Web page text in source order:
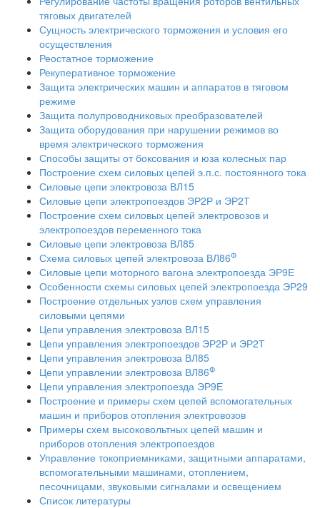
тяговых двигателей
Сущность электрического торможения и условия его
осуществления
Реостатное торможение
Рекуперативное торможение
Защита электрических машин и аппаратов в тяговом
режиме
Защита полупроводниковых преобразователей
Защита оборудования при нарушении режимов во
время электрического торможения
Способы защиты от боксования и юза колесных пар
Построение схем силовых цепей э.п.с. постоянного тока
Силовые цепи электровоза ВЛ15
Силовые цепи электропоездов ЭР2Р и ЭР2Т
Построение схем силовых цепей электровозов и
электропоездов переменного тока
Силовые цепи электровоза ВЛ85
Схема силовых цепей электровоза ВЛ86Ф
Силовые цепи моторного вагона электропоезда ЭР9Е
Особенности схемы силовых цепей электропоезда ЭР29
Построение отдельных узлов схем управления
силовыми цепями
Цепи управления электровоза ВЛ15
Цепи управления электропоездов ЭР2Р и ЭР2Т
Цепи управления электровоза ВЛ85
Цепи управлении электровоза ВЛ86Ф
Цепи управления электропоезда ЭР9Е
Построение и примеры схем цепей вспомогательных
машин и приборов отопления электровозов
Примеры схем высоковольтных цепей машин и
приборов отопления электропоездов
Управление токоприемниками, защитными аппаратами,
вспомогательными машинами, отоплением,
песочницами, звуковыми сигналами и освещением
Список литературы